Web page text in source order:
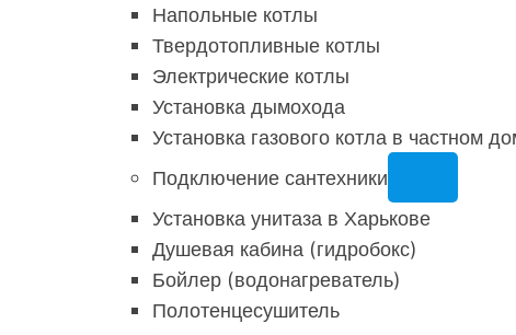
Напольные котлы
Твердотопливные котлы
Электрические котлы
Установка дымохода
Установка газового котла в частном
Подключение сантехники
Установка унитаза в Харькове
Душевая кабина (гидробокс)
Бойлер (водонагреватель)
Полотенцесушитель